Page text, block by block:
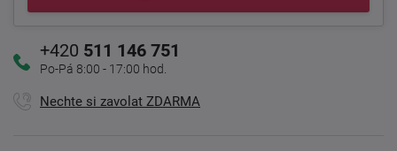
+420 511 146 751
Po-Pá 8:00 - 17:00 hod.
Nechte si zavolat ZDARMA